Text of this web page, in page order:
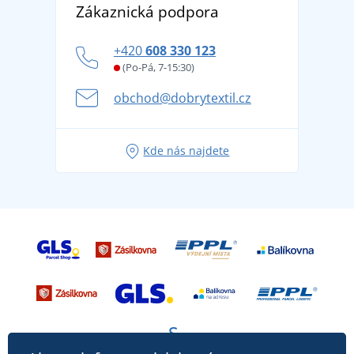
Potisk a výšivka
Věrnostní program BONTIS +
tradicí od roku 1976
Letní dobrodružství začíná balením aneb připravte
se na dovolenou bez starostí
Tipy na svěží outfity pro pohodové léto
Zákaznická podpora
+420608 330 123
(Po-Pá, 7-15:30)
obchod@dobrytextil.cz
Kde nás najdete